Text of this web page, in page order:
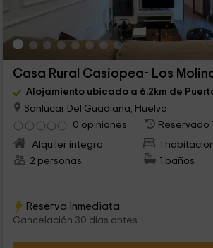
Casa Rural Casiopea- Los
Alojamiento ubicado a 6.2km de
Sanlucar Del Guadiana, Huelva
0 opiniones
Reservado
Alquiler íntegro
1
2 personas
1 baños
Reserva inmediata
Cancelación 30 días antes